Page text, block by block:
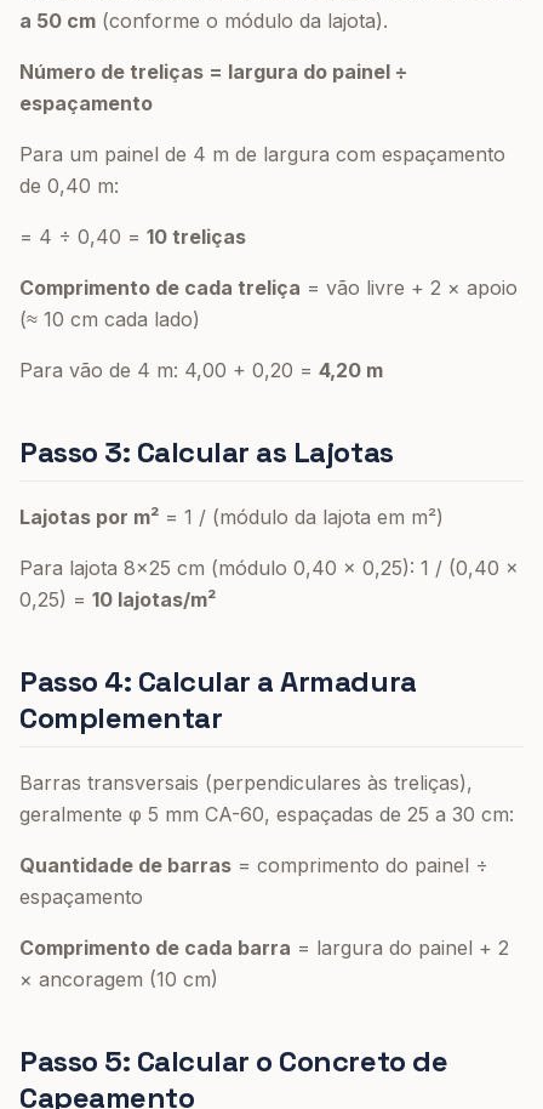
a 50 cm (conforme o módulo da lajota).
Número de treliças = largura do painel ÷
espaçamento
Para um painel de 4 m de largura com espaçamento
de 0,40 m:
= 4 ÷ 0,40 = 10 treliças
Comprimento de cada treliça = vão livre + 2 × apoio
(≈ 10 cm cada lado)
Para vão de 4 m: 4,00 + 0,20 = 4,20 m
Passo 3: Calcular as Lajotas
Lajotas por m² = 1 / (módulo da lajota em m²)
Para lajota 8×25 cm (módulo 0,40 × 0,25): 1 / (0,40 ×
0,25) = 10 lajotas/m²
Passo 4: Calcular a Armadura
Complementar
Barras transversais (perpendiculares às treliças),
geralmente φ 5 mm CA-60, espaçadas de 25 a 30 cm:
Quantidade de barras = comprimento do painel ÷
espaçamento
Comprimento de cada barra = largura do painel + 2
× ancoragem (10 cm)
Passo 5: Calcular o Concreto de
Capeamento